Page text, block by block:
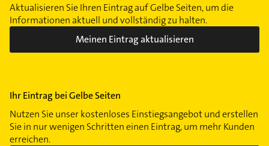
Aktualisieren Sie Ihren Eintrag auf Gelbe Seiten, um die
Informationen aktuell und vollständig zu halten.
Meinen Eintrag aktualisieren
Ihr Eintrag bei Gelbe Seiten
Nutzen Sie unser kostenloses Einstiegsangebot und erstellen
Sie in nur wenigen Schritten einen Eintrag, um mehr Kunden
erreichen.